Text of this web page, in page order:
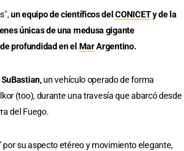
un equipo de científicos delCONICETy de la
únicas de una medusa gigante
profundidad en el MarArgentino.
un vehículo operado de forma
(too), durante una travesía que abarcó desde
del Fuego.
por su aspecto etéreo y movimiento elegante,